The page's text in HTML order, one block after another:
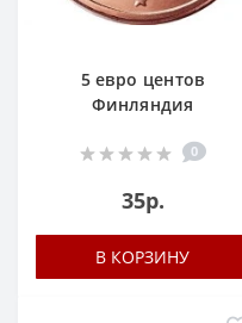
5 евро центов
Финляндия
0
35р.
В КОРЗИНУ